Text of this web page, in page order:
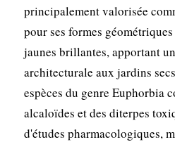
principalement valorisée
pour ses formes
jaunes brillantes, apportant
architecturale aux jardins
espèces du genre Euphorbia
alcaloïdes et des diterpes
d'études pharmacologiques,